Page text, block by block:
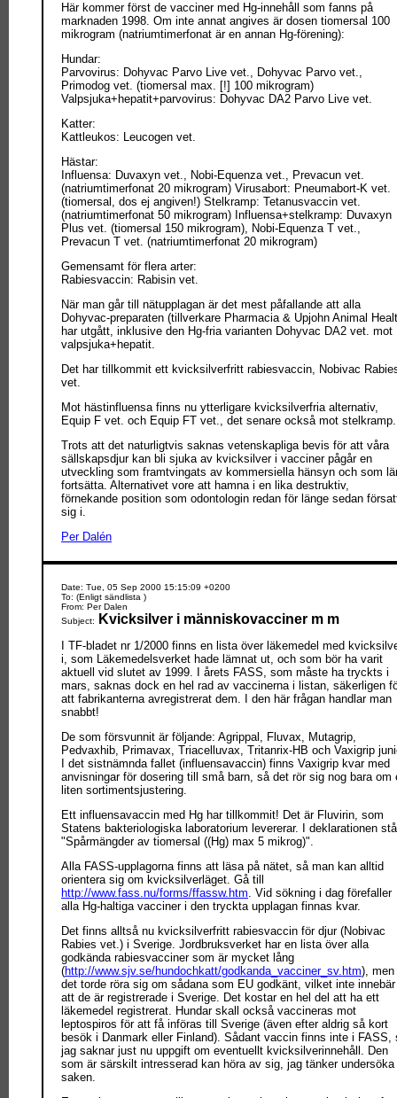
Här kommer först de vacciner med Hg-innehåll som fanns på
marknaden 1998. Om inte annat angives är dosen tiomersal 100
mikrogram (natriumtimerfonat är en annan Hg-förening):
Hundar:
Parvovirus: Dohyvac Parvo Live vet., Dohyvac Parvo vet.,
Primodog vet. (tiomersal max. [!] 100 mikrogram)
Valpsjuka+hepatit+parvovirus: Dohyvac DA2 Parvo Live vet.
Katter:
Kattleukos: Leucogen vet.
Hästar:
Influensa: Duvaxyn vet., Nobi-Equenza vet., Prevacun vet.
(natriumtimerfonat 20 mikrogram) Virusabort: Pneumabort-K vet.
(tiomersal, dos ej angiven!) Stelkramp: Tetanusvaccin vet.
(natriumtimerfonat 50 mikrogram) Influensa+stelkramp: Duvaxyn
Plus vet. (tiomersal 150 mikrogram), Nobi-Equenza T vet.,
Prevacun T vet. (natriumtimerfonat 20 mikrogram)
Gemensamt för flera arter:
Rabiesvaccin: Rabisin vet.
När man går till nätupplagan är det mest påfallande att alla
Dohyvac-preparaten (tillverkare Pharmacia & Upjohn Animal
har utgått, inklusive den Hg-fria varianten Dohyvac DA2 vet. mot
valpsjuka+hepatit.
Det har tillkommit ett kvicksilverfritt rabiesvaccin, Nobivac
vet.
Mot hästinfluensa finns nu ytterligare kvicksilverfria alternativ,
Equip F vet. och Equip FT vet., det senare också mot stelkramp.
Trots att det naturligtvis saknas vetenskapliga bevis för att våra
sällskapsdjur kan bli sjuka av kvicksilver i vacciner pågår en
utveckling som framtvingats av kommersiella hänsyn och som
fortsätta. Alternativet vore att hamna i en lika destruktiv,
förnekande position som odontologin redan för länge sedan
sig i.
Per Dalén
Date: Tue, 05 Sep 2000 15:15:09 +0200
To: (Enligt sändlista )
From: Per Dalen
Subject:
Kvicksilver i människovacciner m m
I TF-bladet nr 1/2000 finns en lista över läkemedel med
i, som Läkemedelsverket hade lämnat ut, och som bör ha varit
aktuell vid slutet av 1999. I årets FASS, som måste ha tryckts i
mars, saknas dock en hel rad av vaccinerna i listan, säkerligen
att fabrikanterna avregistrerat dem. I den här frågan handlar man
snabbt!
De som försvunnit är följande: Agrippal, Fluvax, Mutagrip,
Pedvaxhib, Primavax, Triacelluvax, Tritanrix-HB och Vaxigrip
I det sistnämnda fallet (influensavaccin) finns Vaxigrip kvar med
anvisningar för dosering till små barn, så det rör sig nog bara om
liten sortimentsjustering.
Ett influensavaccin med Hg har tillkommit! Det är Fluvirin, som
Statens bakteriologiska laboratorium levererar. I deklarationen
"Spårmängder av tiomersal ((Hg) max 5 mikrog)".
Alla FASS-upplagorna finns att läsa på nätet, så man kan alltid
orientera sig om kvicksilverläget. Gå till
http://www.fass.nu/forms/ffassw.htm. Vid sökning i dag förefaller
alla Hg-haltiga vacciner i den tryckta upplagan finnas kvar.
Det finns alltså nu kvicksilverfritt rabiesvaccin för djur (Nobivac
Rabies vet.) i Sverige. Jordbruksverket har en lista över alla
godkända rabiesvacciner som är mycket lång
(http://www.sjv.se/hundochkatt/godkanda_vacciner_sv.htm), men
det torde röra sig om sådana som EU godkänt, vilket inte innebär
att de är registrerade i Sverige. Det kostar en hel del att ha ett
läkemedel registrerat. Hundar skall också vaccineras mot
leptospiros för att få införas till Sverige (även efter aldrig så kort
besök i Danmark eller Finland). Sådant vaccin finns inte i FASS,
jag saknar just nu uppgift om eventuellt kvicksilverinnehåll. Den
som är särskilt intresserad kan höra av sig, jag tänker undersöka
saken.